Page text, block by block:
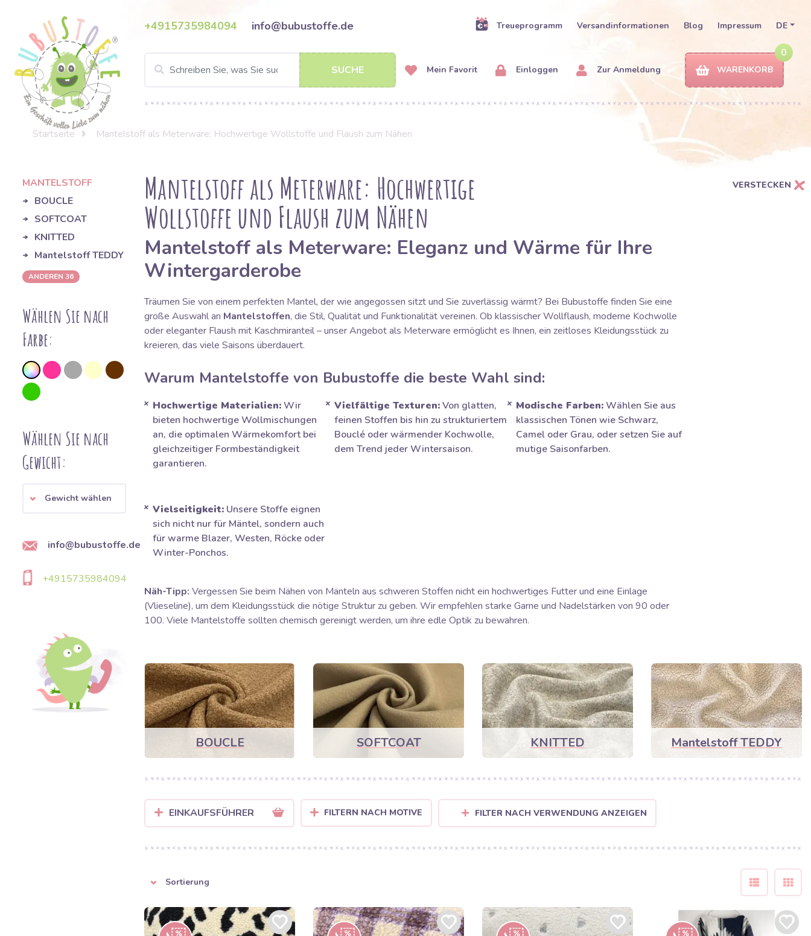
+4915735984094 info@bubustoffe.de Treueprogramm Versandinformationen Blog Impressum DE
SUCHE Mein Favorit Einloggen Zur Anmeldung
0
WARENKORB
Startseite Mantelstoff als Meterware: Hochwertige Wollstoffe und Flaush zum Nähen
MANTELSTOFF
BOUCLE
SOFTCOAT
KNITTED
Mantelstoff TEDDY
ANDEREN 36
Wählen Sie nach
Farbe:
Wählen Sie nach
Gewicht:
Gewicht wählen
info@bubustoffe.de
+4915735984094
Mantelstoff als Meterware: Hochwertige
Wollstoffe und Flaush zum Nähen
Mantelstoff als Meterware: Eleganz und Wärme für Ihre
Wintergarderobe
Träumen Sie von einem perfekten Mantel, der wie angegossen sitzt und Sie zuverlässig wärmt? Bei Bubustoffe finden Sie eine
große Auswahl an Mantelstoffen, die Stil, Qualität und Funktionalität vereinen. Ob klassischer Wollflaush, moderne Kochwolle
oder eleganter Flaush mit Kaschmiranteil – unser Angebot als Meterware ermöglicht es Ihnen, ein zeitloses Kleidungsstück zu
kreieren, das viele Saisons überdauert.
Warum Mantelstoffe von Bubustoffe die beste Wahl sind:
Hochwertige Materialien:Wir
bieten hochwertige Wollmischungen
an, die optimalen Wärmekomfort bei
gleichzeitiger Formbeständigkeit
garantieren.
Vielfältige Texturen:Von glatten,
feinen Stoffen bis hin zu strukturiertem
Bouclé oder wärmender Kochwolle,
dem Trend jeder Wintersaison.
Modische Farben:Wählen Sie aus
klassischen Tönen wie Schwarz,
Camel oder Grau, oder setzen Sie auf
mutige Saisonfarben.
Vielseitigkeit: Unsere Stoffe eignen
sich nicht nur für Mäntel, sondern auch
für warme Blazer, Westen, Röcke oder
Winter-Ponchos.
Näh-Tipp: Vergessen Sie beim Nähen von Mänteln aus schweren Stoffen nicht ein hochwertiges Futter und eine Einlage
(Vlieseline), um dem Kleidungsstück die nötige Struktur zu geben. Wir empfehlen starke Garne und Nadelstärken von 90 oder
100. Viele Mantelstoffe sollten chemisch gereinigt werden, um ihre edle Optik zu bewahren.
VERSTECKEN
BOUCLE SOFTCOAT KNITTED Mantelstoff TEDDY
EINKAUFSFÜHRER FILTERN NACH MOTIVE FILTER NACH VERWENDUNG ANZEIGEN
Sortierung